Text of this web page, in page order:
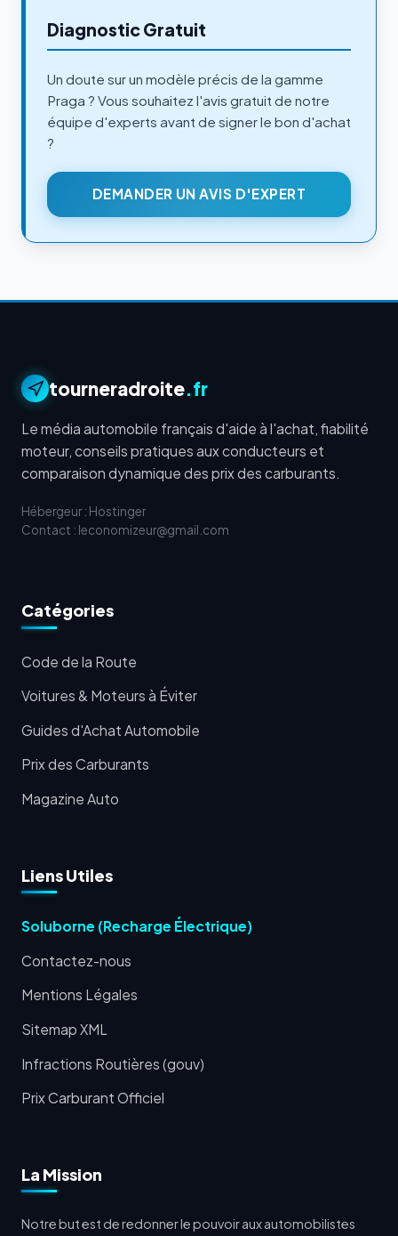
Diagnostic Gratuit
Un doute sur un modèle précis de la gamme
Praga ? Vous souhaitez l'avis gratuit de notre
équipe d'experts avant de signer le bon d'achat
?
DEMANDER UN AVIS D'EXPERT
tourneradroite.fr
Le média automobile français d'aide à l'achat, fiabilité
moteur, conseils pratiques aux conducteurs et
comparaison dynamique des prix des carburants.
Hébergeur : Hostinger
Contact : leconomizeur@gmail.com
Catégories
Code de la Route
Voitures & Moteurs à Éviter
Guides d'Achat Automobile
Prix des Carburants
Magazine Auto
Liens Utiles
Soluborne (Recharge Électrique)
Contactez-nous
Mentions Légales
Sitemap XML
Infractions Routières (gouv)
Prix Carburant Officiel
La Mission
Notre but est de redonner le pouvoir aux automobilistes